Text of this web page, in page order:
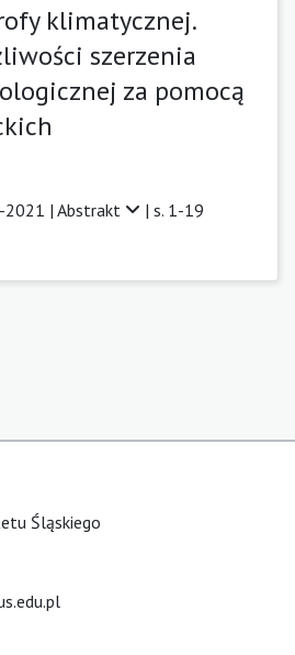
klimatycznej.
szerzenia
za pomocą
2021 | Abstrakt | s. 1-19
Śląskiego